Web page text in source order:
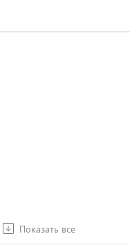
Показать все